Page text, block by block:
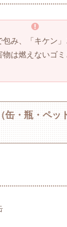
包み、「キケン
物は燃えないゴ
缶・瓶・ペッ